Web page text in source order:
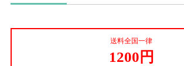
送料全国一律
1200円